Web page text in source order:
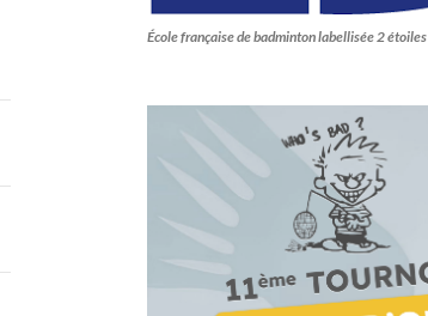
École française de badminton labellisée 2 étoiles